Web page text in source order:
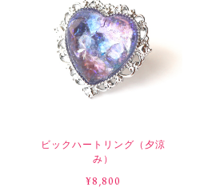
ビックハートリング（夕涼
み）
¥8,800